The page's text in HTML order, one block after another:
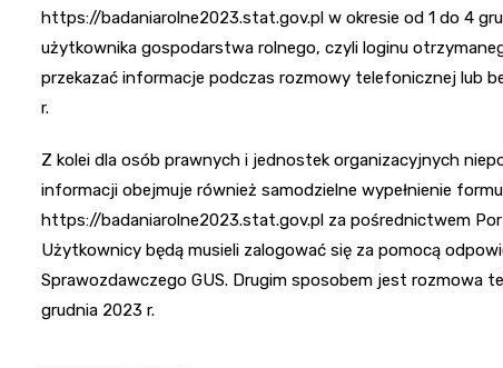
https://badaniarolne2023.stat.gov.pl w okresie od 1 do 4
użytkownika gospodarstwa rolnego, czyli loginu
przekazać informacje podczas rozmowy telefonicznej lub
r.
Z kolei dla osób prawnych i jednostek organizacyjnych
informacji obejmuje również samodzielne wypełnienie
https://badaniarolne2023.stat.gov.pl za pośrednictwem
Użytkownicy będą musieli zalogować się za pomocą
Sprawozdawczego GUS. Drugim sposobem jest rozmowa
grudnia 2023 r.